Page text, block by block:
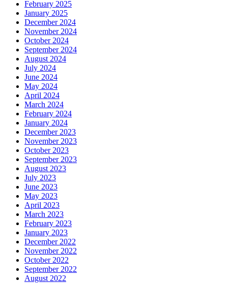
February 2025
January 2025
December 2024
November 2024
October 2024
September 2024
August 2024
July 2024
June 2024
May 2024
April 2024
March 2024
February 2024
January 2024
December 2023
November 2023
October 2023
September 2023
August 2023
July 2023
June 2023
May 2023
April 2023
March 2023
February 2023
January 2023
December 2022
November 2022
October 2022
September 2022
August 2022